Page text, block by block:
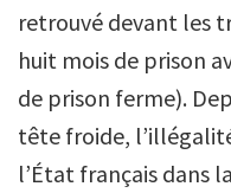
retrouvé devant les
huit mois de prison
de prison ferme).
tête froide,
l’État français dans